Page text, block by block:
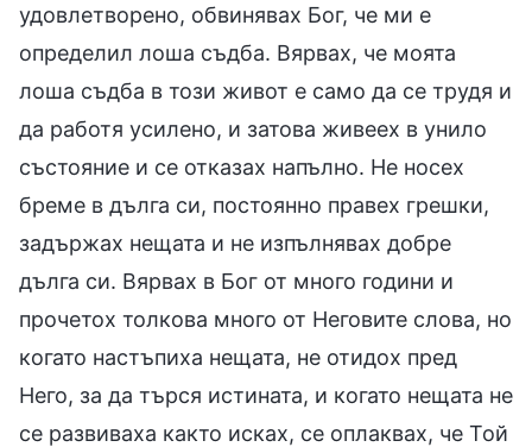
удовлетворено, обвинявах Бог, че ми е
определил лоша съдба. Вярвах, че моята
лоша съдба в този живот е само да се трудя и
да работя усилено, и затова живеех в унило
състояние и се отказах напълно. Не носех
бреме в дълга си, постоянно правех грешки,
задържах нещата и не изпълнявах добре
дълга си. Вярвах в Бог от много години и
прочетох толкова много от Неговите слова, но
когато настъпиха нещата, не отидох пред
Него, за да търся истината, и когато нещата не
се развиваха както исках, се оплаквах, че Той